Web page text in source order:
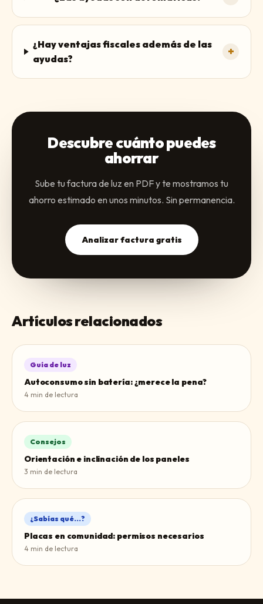
¿Hay ventajas fiscales además de las
ayudas?
+
Descubre cuánto puedes
ahorrar
Sube tu factura de luz en PDF y te mostramos tu
ahorro estimado en unos minutos. Sin permanencia.
Analizar factura gratis
Artículos relacionados
Guía de luz
Autoconsumo sin batería: ¿merece la pena?
4 min de lectura
Consejos
Orientación e inclinación de los paneles
3 min de lectura
¿Sabías qué...?
Placas en comunidad: permisos necesarios
4 min de lectura